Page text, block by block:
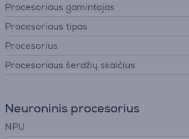
Procesoriaus gamintojas
Procesoriaus tipas
Procesorius
Procesoriaus šerdžių skaičius
Neuroninis procesorius
NPU